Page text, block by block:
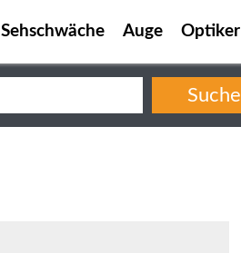
Sehschwäche Auge Optiker